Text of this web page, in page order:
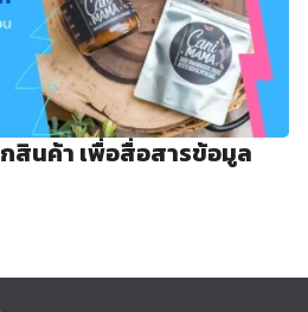
สินค้า เพื่อสื่อสารข้อมูล